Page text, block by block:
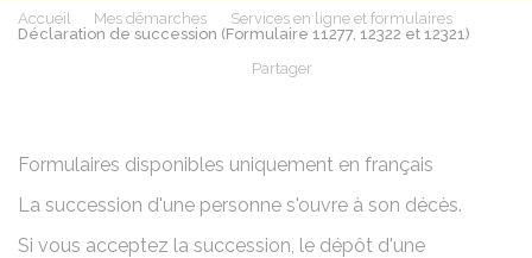
Accueil Mes démarches
Services en ligne et formulaires
Déclaration de succession (Formulaire 11277, 12322 et 12321)
Partager
Formulaires disponibles uniquement en français
La succession d'une personne s'ouvre à son décès.
Si vous acceptez la succession, le dépôt d'une